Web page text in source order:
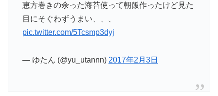
恵方巻きの余った海苔使って朝飯作ったけど見た
目にそぐわずうまい、、、
pic.twitter.com/5Tcsmp3dyj
— ゆたん (@yu_utannn) 2017年2月3日